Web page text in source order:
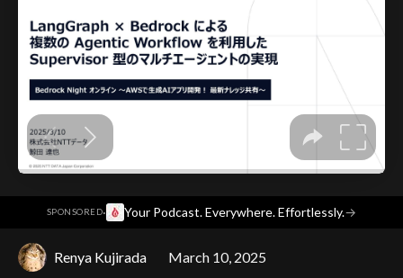
SPONSORED· Your Podcast. Everywhere. Effortlessly.→
Renya Kujirada March 10, 2025